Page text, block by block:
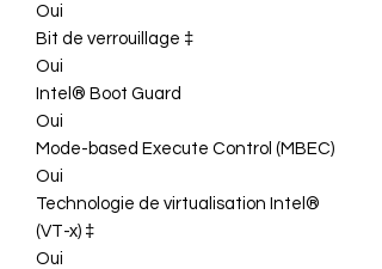
Oui
Bit de verrouillage ‡
Oui
Intel® Boot Guard
Oui
Mode-based Execute Control (MBEC)
Oui
Technologie de virtualisation Intel®
(VT-x) ‡
Oui